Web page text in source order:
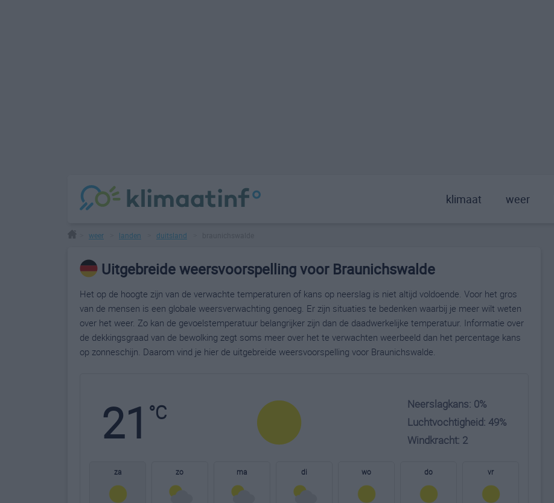
klimaat weer
weer landen duitsland
Uitgebreide weersvoorspelling voor Braunichswalde
Het op de hoogte zijn van de verwachte temperaturen of kans op neerslag is niet altijd voldoende. Voor het gros
van de mensen is een globale weersverwachting genoeg. Er zijn situaties te bedenken waarbij je meer wilt weten
over het weer. Zo kan de gevoelstemperatuur belangrijker zijn dan de daadwerkelijke temperatuur. Informatie over
de dekkingsgraad van de bewolking zegt soms meer over het te verwachten weerbeeld dan het percentage kans
op zonneschijn. Daarom vind je hier de uitgebreide weersvoorspelling voor Braunichswalde.
21 °C
Neerslagkans: 0%
Luchtvochtigheid: 49%
Windkracht: 2
za zo ma di wo do vr